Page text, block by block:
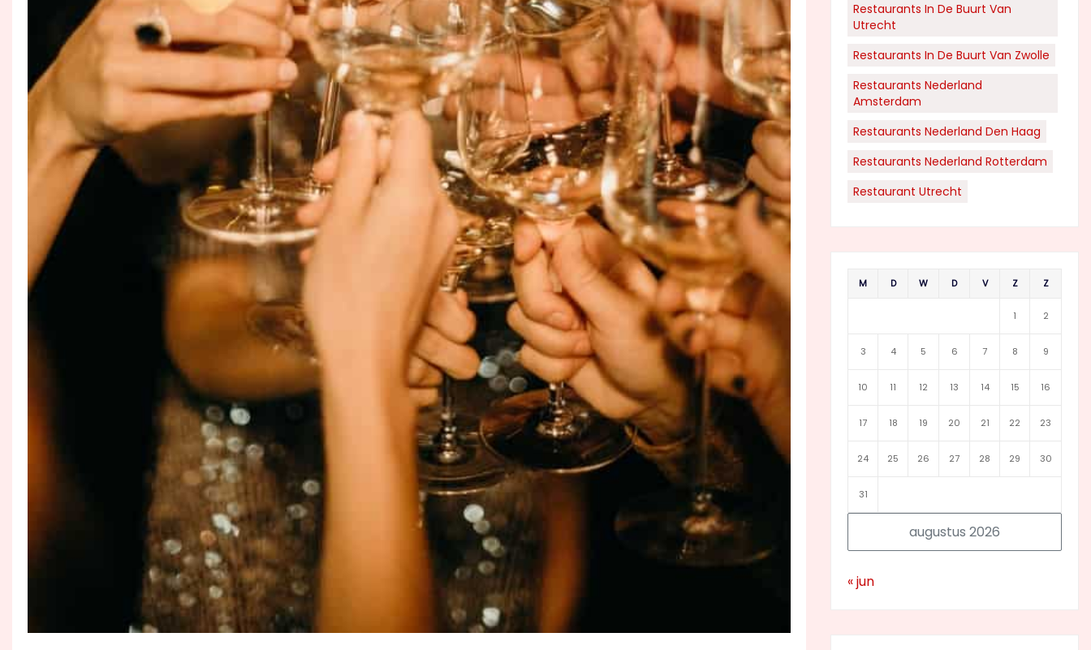
Restaurants In De Buurt Van
Utrecht
Restaurants In De Buurt Van Zwolle
Restaurants Nederland
Amsterdam
Restaurants Nederland Den Haag
Restaurants Nederland Rotterdam
Restaurant Utrecht
augustus 2026
M D W D V Z Z
1 2
3 4 5 6 7 8 9
10 11 12 13 14 15 16
17 18 19 20 21 22 23
24 25 26 27 28 29 30
31
« jun